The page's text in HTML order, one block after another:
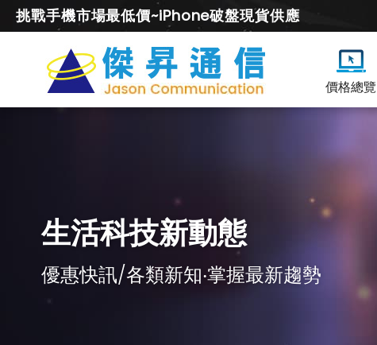
挑戰手機市場最低價~iPhone破盤現貨供應
價格總覽
生活科技新動態
優惠快訊/各類新知‧掌握最新趨勢